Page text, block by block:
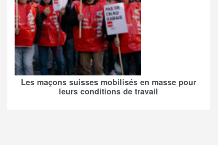
Les maçons suisses mobilisés en masse pour
leurs conditions de travail